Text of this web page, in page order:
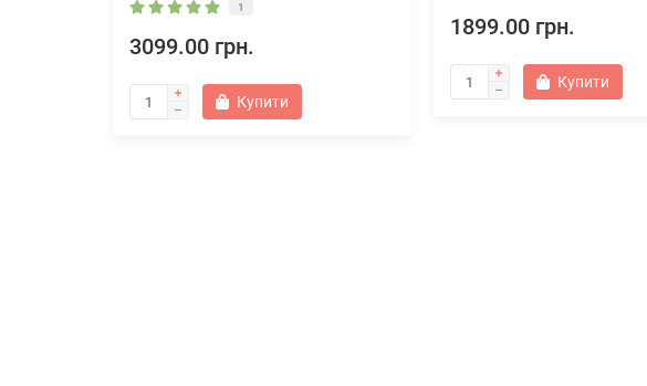
1
3099.00 грн.
Купити
1899.00 грн.
Купити